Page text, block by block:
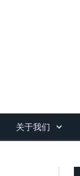
关于我们